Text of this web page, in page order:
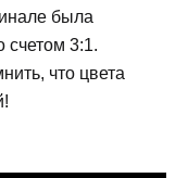
была
счетом 3:1.
что цвета